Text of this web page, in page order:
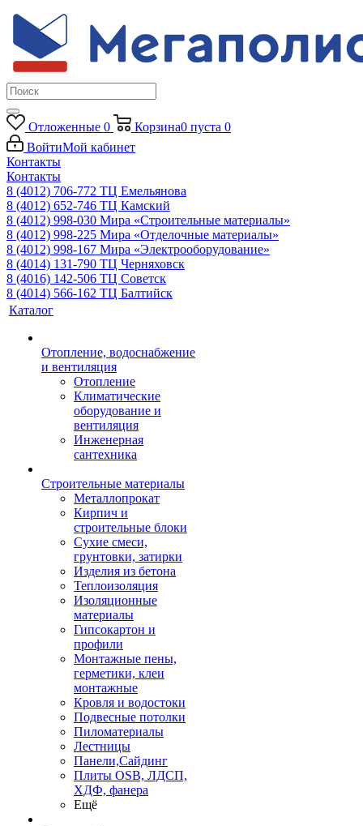
Отложенные 0 Корзина0 пуста 0
ВойтиМой кабинет
Контакты
Контакты
8 (4012) 706-772 ТЦ Емельянова
8 (4012) 652-746 ТЦ Камский
8 (4012) 998-030 Мира «Строительные материалы»
8 (4012) 998-225 Мира «Отделочные материалы»
8 (4012) 998-167 Мира «Электрооборудование»
8 (4014) 131-790 ТЦ Черняховск
8 (4016) 142-506 ТЦ Советск
8 (4014) 566-162 ТЦ Балтийск
Каталог
Отопление, водоснабжение
и вентиляция
Отопление
Климатические
оборудование и
вентиляция
Инженерная
сантехника
Строительные материалы
Металлопрокат
Кирпич и
строительные блоки
Сухие смеси,
грунтовки, затирки
Изделия из бетона
Теплоизоляция
Изоляционные
материалы
Гипсокартон и
профили
Монтажные пены,
герметики, клеи
монтажные
Кровля и водостоки
Подвесные потолки
Пиломатериалы
Лестницы
Панели,Сайдинг
Плиты OSB, ЛДСП,
ХДФ, фанера
Ещё